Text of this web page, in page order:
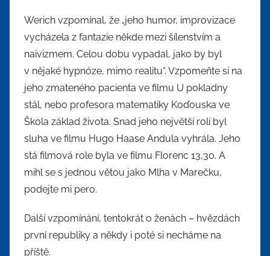
Werich vzpomínal, že „jeho humor, improvizace
vycházela z fantazie někde mezi šílenstvím a
naivizmem. Celou dobu vypadal, jako by byl
v nějaké hypnóze, mimo realitu“. Vzpomeňte si na
jeho zmateného pacienta ve filmu U pokladny
stál, nebo profesora matematiky Koďouska ve
Škola základ života. Snad jeho největší rolí byl
sluha ve filmu Hugo Haase Andula vyhrála. Jeho
stá filmová role byla ve filmu Florenc 13,30. A
mihl se s jednou větou jako Mlha v Marečku,
podejte mi pero.
Další vzpomínání, tentokrát o ženách – hvězdách
první republiky a někdy i poté si necháme na
příště.